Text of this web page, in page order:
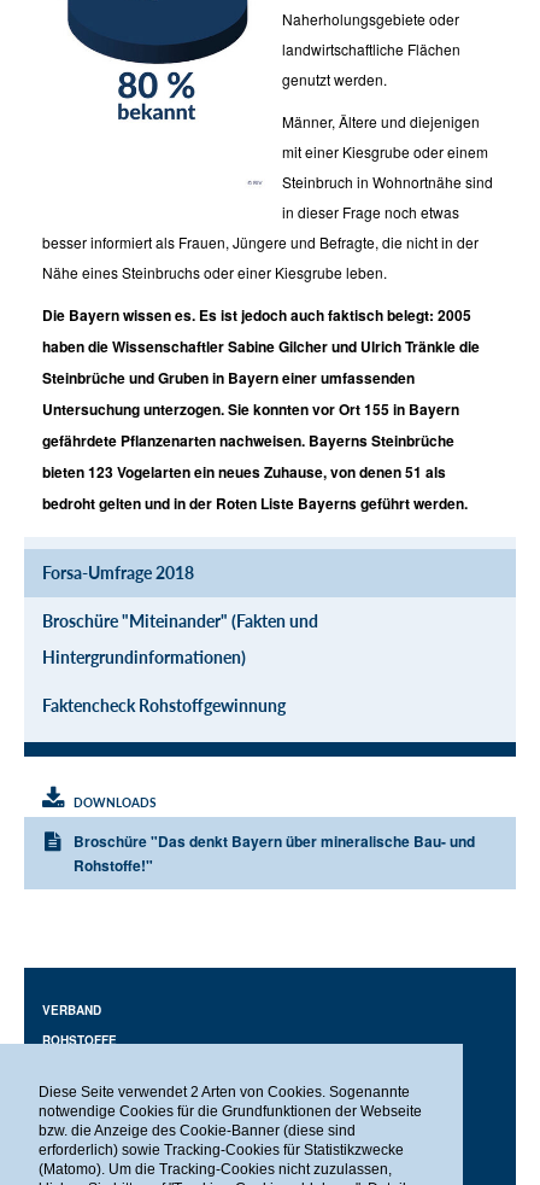
Diese Seite verwendet 2 Arten von Cookies. Sogenannte
notwendige Cookies für die Grundfunktionen der Webseite
bzw. die Anzeige des Cookie-Banner (diese sind
erforderlich) sowie Tracking-Cookies für Statistikzwecke
(Matomo). Um die Tracking-Cookies nicht zuzulassen,
Naherholungsgebiete oder
landwirtschaftliche Flächen
genutzt werden.
Männer, Ältere und diejenigen
mit einer Kiesgrube oder einem
Steinbruch in Wohnortnähe sind
in dieser Frage noch etwas
besser informiert als Frauen, Jüngere und Befragte, die nicht in der
Nähe eines Steinbruchs oder einer Kiesgrube leben.
Die Bayern wissen es. Es ist jedoch auch faktisch belegt: 2005
haben die Wissenschaftler Sabine Gilcher und Ulrich Tränkle die
Steinbrüche und Gruben in Bayern einer umfassenden
Untersuchung unterzogen. Sie konnten vor Ort 155 in Bayern
gefährdete Pflanzenarten nachweisen. Bayerns Steinbrüche
bieten 123 Vogelarten ein neues Zuhause, von denen 51 als
bedroht gelten und in der Roten Liste Bayerns geführt werden.
Forsa-Umfrage 2018
Broschüre "Miteinander" (Fakten und
Hintergrundinformationen)
Faktencheck Rohstoffgewinnung
DOWNLOADS
Broschüre "Das denkt Bayern über mineralische Bau- und
Rohstoffe!"
VERBAND
ROHSTOFFE
AUSBILDUNG
SERVICE
MITGLIEDER-LOGIN